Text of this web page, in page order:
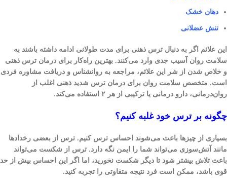
دهان خشک
تنش عضلانی
این علائم اگر به دنبال ترس ذهنی برای مدت طولانی ادامه داشته باشند به
سلامت روان آسیب جدی وارد می‌کنند. بهترین راه‌کار برای درمان ترس ذهنی
و خلاص شدن از شر این علائم، مراجعه به روانشناس و دریافت مشاوره فردی
است. متخصص سلامت روان برای درمان ترس شدید ذهنی اغلب از
روان‌درمانی، دارو درمانی یا ترکیبی از هر ۲ استفاده می‌کند.
چگونه بر ترس خود غلبه کنیم؟
بسیاری از چیزها باعث می‌شوند احساس ترس کنیم. ترس از بعضی رخدادها
مانند آتش‌سوزی می‌تواند شما را ایمن نگه دارد. ترس از شکست می‌تواند
باعث تلاش بیشتر شود تا دیگر شکست نخورید، اما اگر این احساس بیش از حد
قوی باشد، ممکن است فرد نتیجه متفاوتی را تجربه کنید.